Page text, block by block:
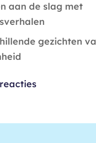
aan de slag met
gezichten